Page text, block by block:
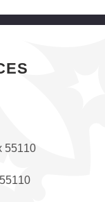
55110